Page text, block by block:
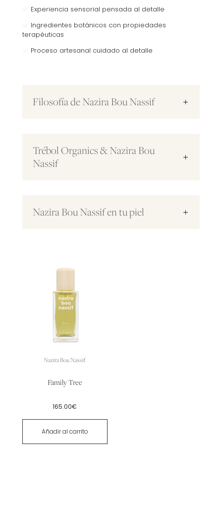
Experiencia sensorial pensada al detalle
Ingredientes botánicos con propiedades
terapéuticas
Proceso artesanal cuidado al detalle
Filosofía de Nazira Bou Nassif
Trébol Organics & Nazira Bou
Nassif
Nazira Bou Nassif en tu piel
Nazira Bou Nassif
Family Tree
165.00€
Añadir al carrito